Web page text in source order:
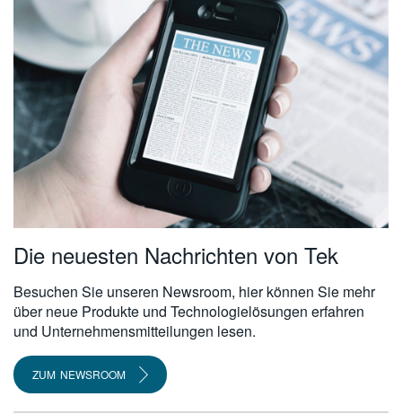
Die neuesten Nachrichten von Tek
Besuchen Sie unseren Newsroom, hier können Sie mehr
über neue Produkte und Technologielösungen erfahren
und Unternehmensmitteilungen lesen.
ZUM NEWSROOM